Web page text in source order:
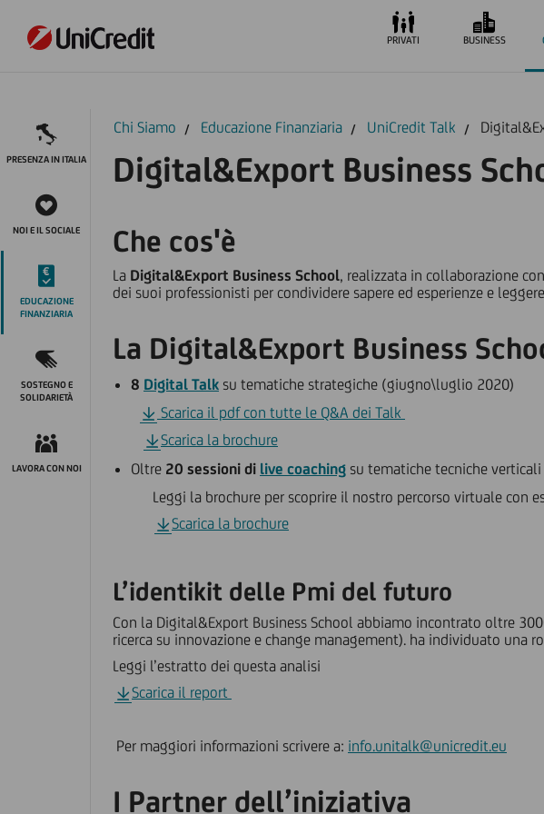
PRIVATI BUSINESS
PRESENZA IN ITALIA
NOI E IL SOCIALE
EDUCAZIONE
FINANZIARIA
SOSTEGNO E
SOLIDARIETÀ
LAVORA CON NOI
Chi Siamo Educazione Finanziaria UniCredit Talk
Digital&Export Business
Che cos'è
La Digital&Export Business School, realizzata in collaborazione
dei suoi professionisti per condividere sapere ed esperienze e
La Digital&Export Business
8 Digital Talk su tematiche strategiche (giugno\luglio 2020)
Scarica il pdf con tutte le Q&A dei Talk
Scarica la brochure
Oltre 20 sessioni di live coaching su tematiche tecniche
Leggi la brochure per scoprire il nostro percorso virtuale con
Scarica la brochure
L’identikit delle Pmi del futuro
Con la Digital&Export Business School abbiamo incontrato oltre
ricerca su innovazione e change management). ha individuato una
Leggi l’estratto dei questa analisi
Scarica il report
Per maggiori informazioni scrivere a: info.unitalk@unicredit.eu
I Partner dell’iniziativa